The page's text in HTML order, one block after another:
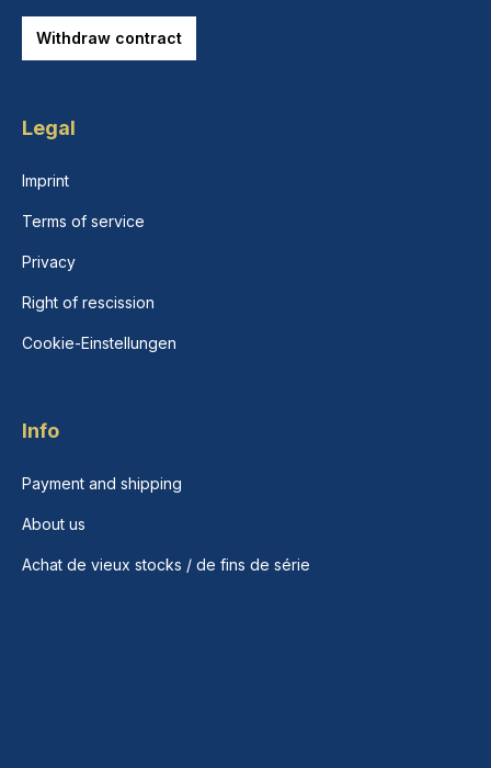
Withdraw contract
Legal
Imprint
Terms of service
Privacy
Right of rescission
Cookie-Einstellungen
Info
Payment and shipping
About us
Achat de vieux stocks / de fins de série